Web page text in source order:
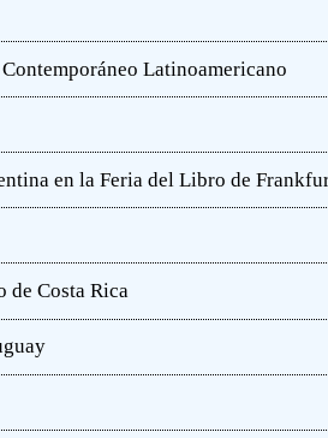
Latinoamericano
en la Feria del Libro de
de Costa Rica